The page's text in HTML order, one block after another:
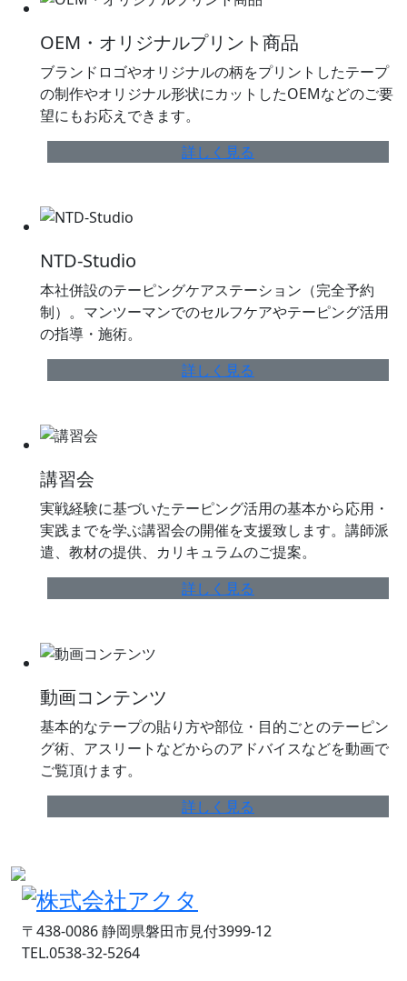
OEM・オリジナルプリント商品
ブランドロゴやオリジナルの柄をプリントしたテープ
の制作やオリジナル形状にカットしたOEMなどのご要
望にもお応えできます。
詳しく見る
NTD-Studio
本社併設のテーピングケアステーション（完全予約
制）。マンツーマンでのセルフケアやテーピング活用
の指導・施術。
詳しく見る
講習会
実戦経験に基づいたテーピング活用の基本から応用・
実践までを学ぶ講習会の開催を支援致します。講師派
遣、教材の提供、カリキュラムのご提案。
詳しく見る
動画コンテンツ
基本的なテープの貼り方や部位・目的ごとのテーピン
グ術、アスリートなどからのアドバイスなどを動画で
ご覧頂けます。
詳しく見る
〒438-0086 静岡県磐田市見付3999-12
TEL.0538-32-5264